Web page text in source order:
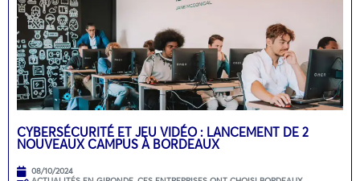
CYBERSÉCURITÉ ET JEU VIDÉO : LANCEMENT DE 2
NOUVEAUX CAMPUS À BORDEAUX
08/10/2024